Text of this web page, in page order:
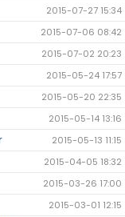
2015-07-27 15:34
2015-07-06 08:42
2015-07-02 20:23
2015-05-24 17:57
2015-05-20 22:35
2015-05-14 13:16
2015-05-13 11:15
2015-04-05 18:32
2015-03-26 17:00
2015-03-01 12:15